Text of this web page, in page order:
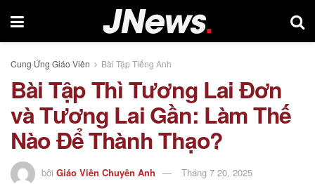
Cung Ứng Giáo Viên Bài Tập Tiếng Anh
Bài Tập Thì Tương Lai Đơn
và Tương Lai Gần: Làm Thế
Nào Để Thành Thạo?
bởi Giáo Viên Chuyên Anh Tháng 7 20, 2025